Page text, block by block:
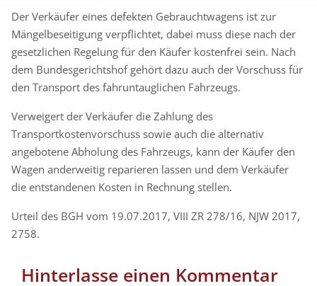
Der Verkäufer eines defekten Gebrauchtwagens ist zur
Mängelbeseitigung verpflichtet, dabei muss diese nach der
gesetzlichen Regelung für den Käufer kostenfrei sein. Nach
dem Bundesgerichtshof gehört dazu auch der Vorschuss für
den Transport des fahruntauglichen Fahrzeugs.
Verweigert der Verkäufer die Zahlung des
Transportkostenvorschuss sowie auch die alternativ
angebotene Abholung des Fahrzeugs, kann der Käufer den
Wagen anderweitig reparieren lassen und dem Verkäufer
die entstandenen Kosten in Rechnung stellen.
Urteil des BGH vom 19.07.2017, VIII ZR 278/16, NJW 2017,
2758.
Hinterlasse einen Kommentar